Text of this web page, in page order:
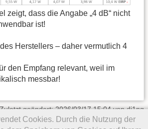
zeigt, dass die Angabe „4 dB“ nicht
ist!
Herstellers – daher vermutlich 4
den Empfang relevant, weil im
messbar!
Cookies. Durch die Nutzung der
geändert: 2026/03/17 15:04 vondj1ng